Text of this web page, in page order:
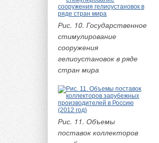
Рис. 10. Государственное
стимулирование
сооружения
гелиоустановок в ряде
стран мира
Рис. 11. Объемы
поставок коллекторов